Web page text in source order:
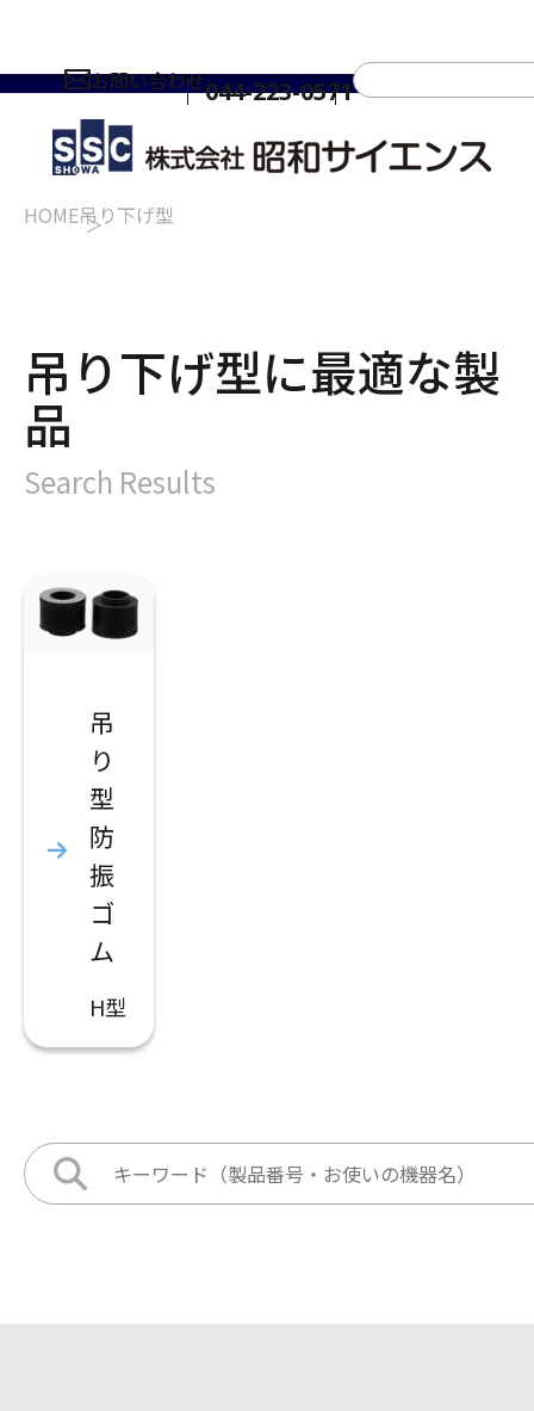
お問い合わせ044-223-0571
HOME吊り下げ型
吊り下げ型に最適な製
品
Search Results
吊
り
型
防
振
ゴ
ム
H型